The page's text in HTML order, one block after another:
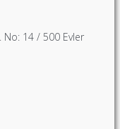
No: 14 / 500 Evler